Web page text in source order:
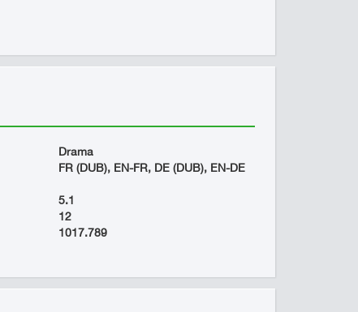
Drama
FR (DUB), EN-FR, DE (DUB), EN-DE
5.1
12
1017.789